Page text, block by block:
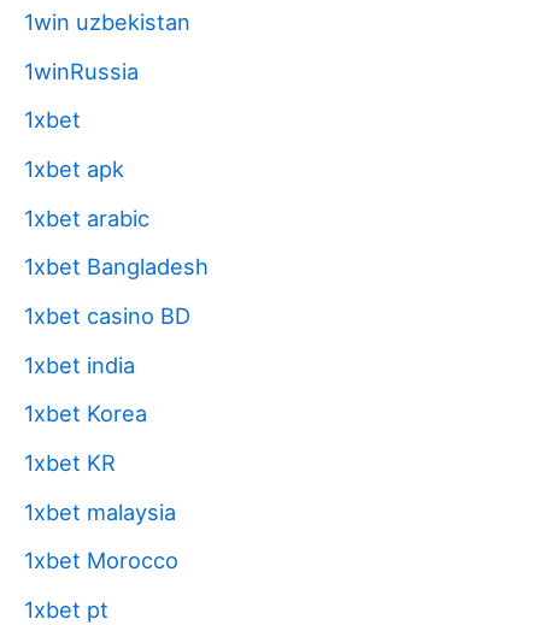
1win uzbekistan
1winRussia
1xbet
1xbet apk
1xbet arabic
1xbet Bangladesh
1xbet casino BD
1xbet india
1xbet Korea
1xbet KR
1xbet malaysia
1xbet Morocco
1xbet pt